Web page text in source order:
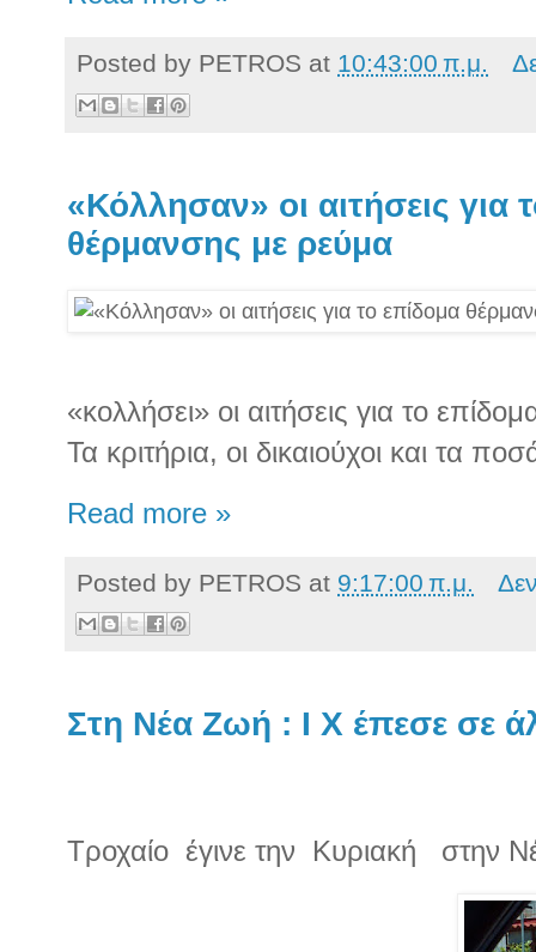
Posted by PETROS at 10:43:00 π.μ.
«Κόλλησαν» οι αιτήσεις για
θέρμανσης με ρεύμα
«κολλήσει» οι αιτήσεις για το
Τα κριτήρια, οι δικαιούχοι και τα
Read more »
Posted by PETROS at 9:17:00 π.μ.
Στη Νέα Ζωή : Ι Χ έπεσε σε
Τροχαίο έγινε την Κυριακή στην